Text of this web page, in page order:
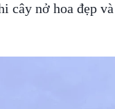
cây nở hoa đẹp